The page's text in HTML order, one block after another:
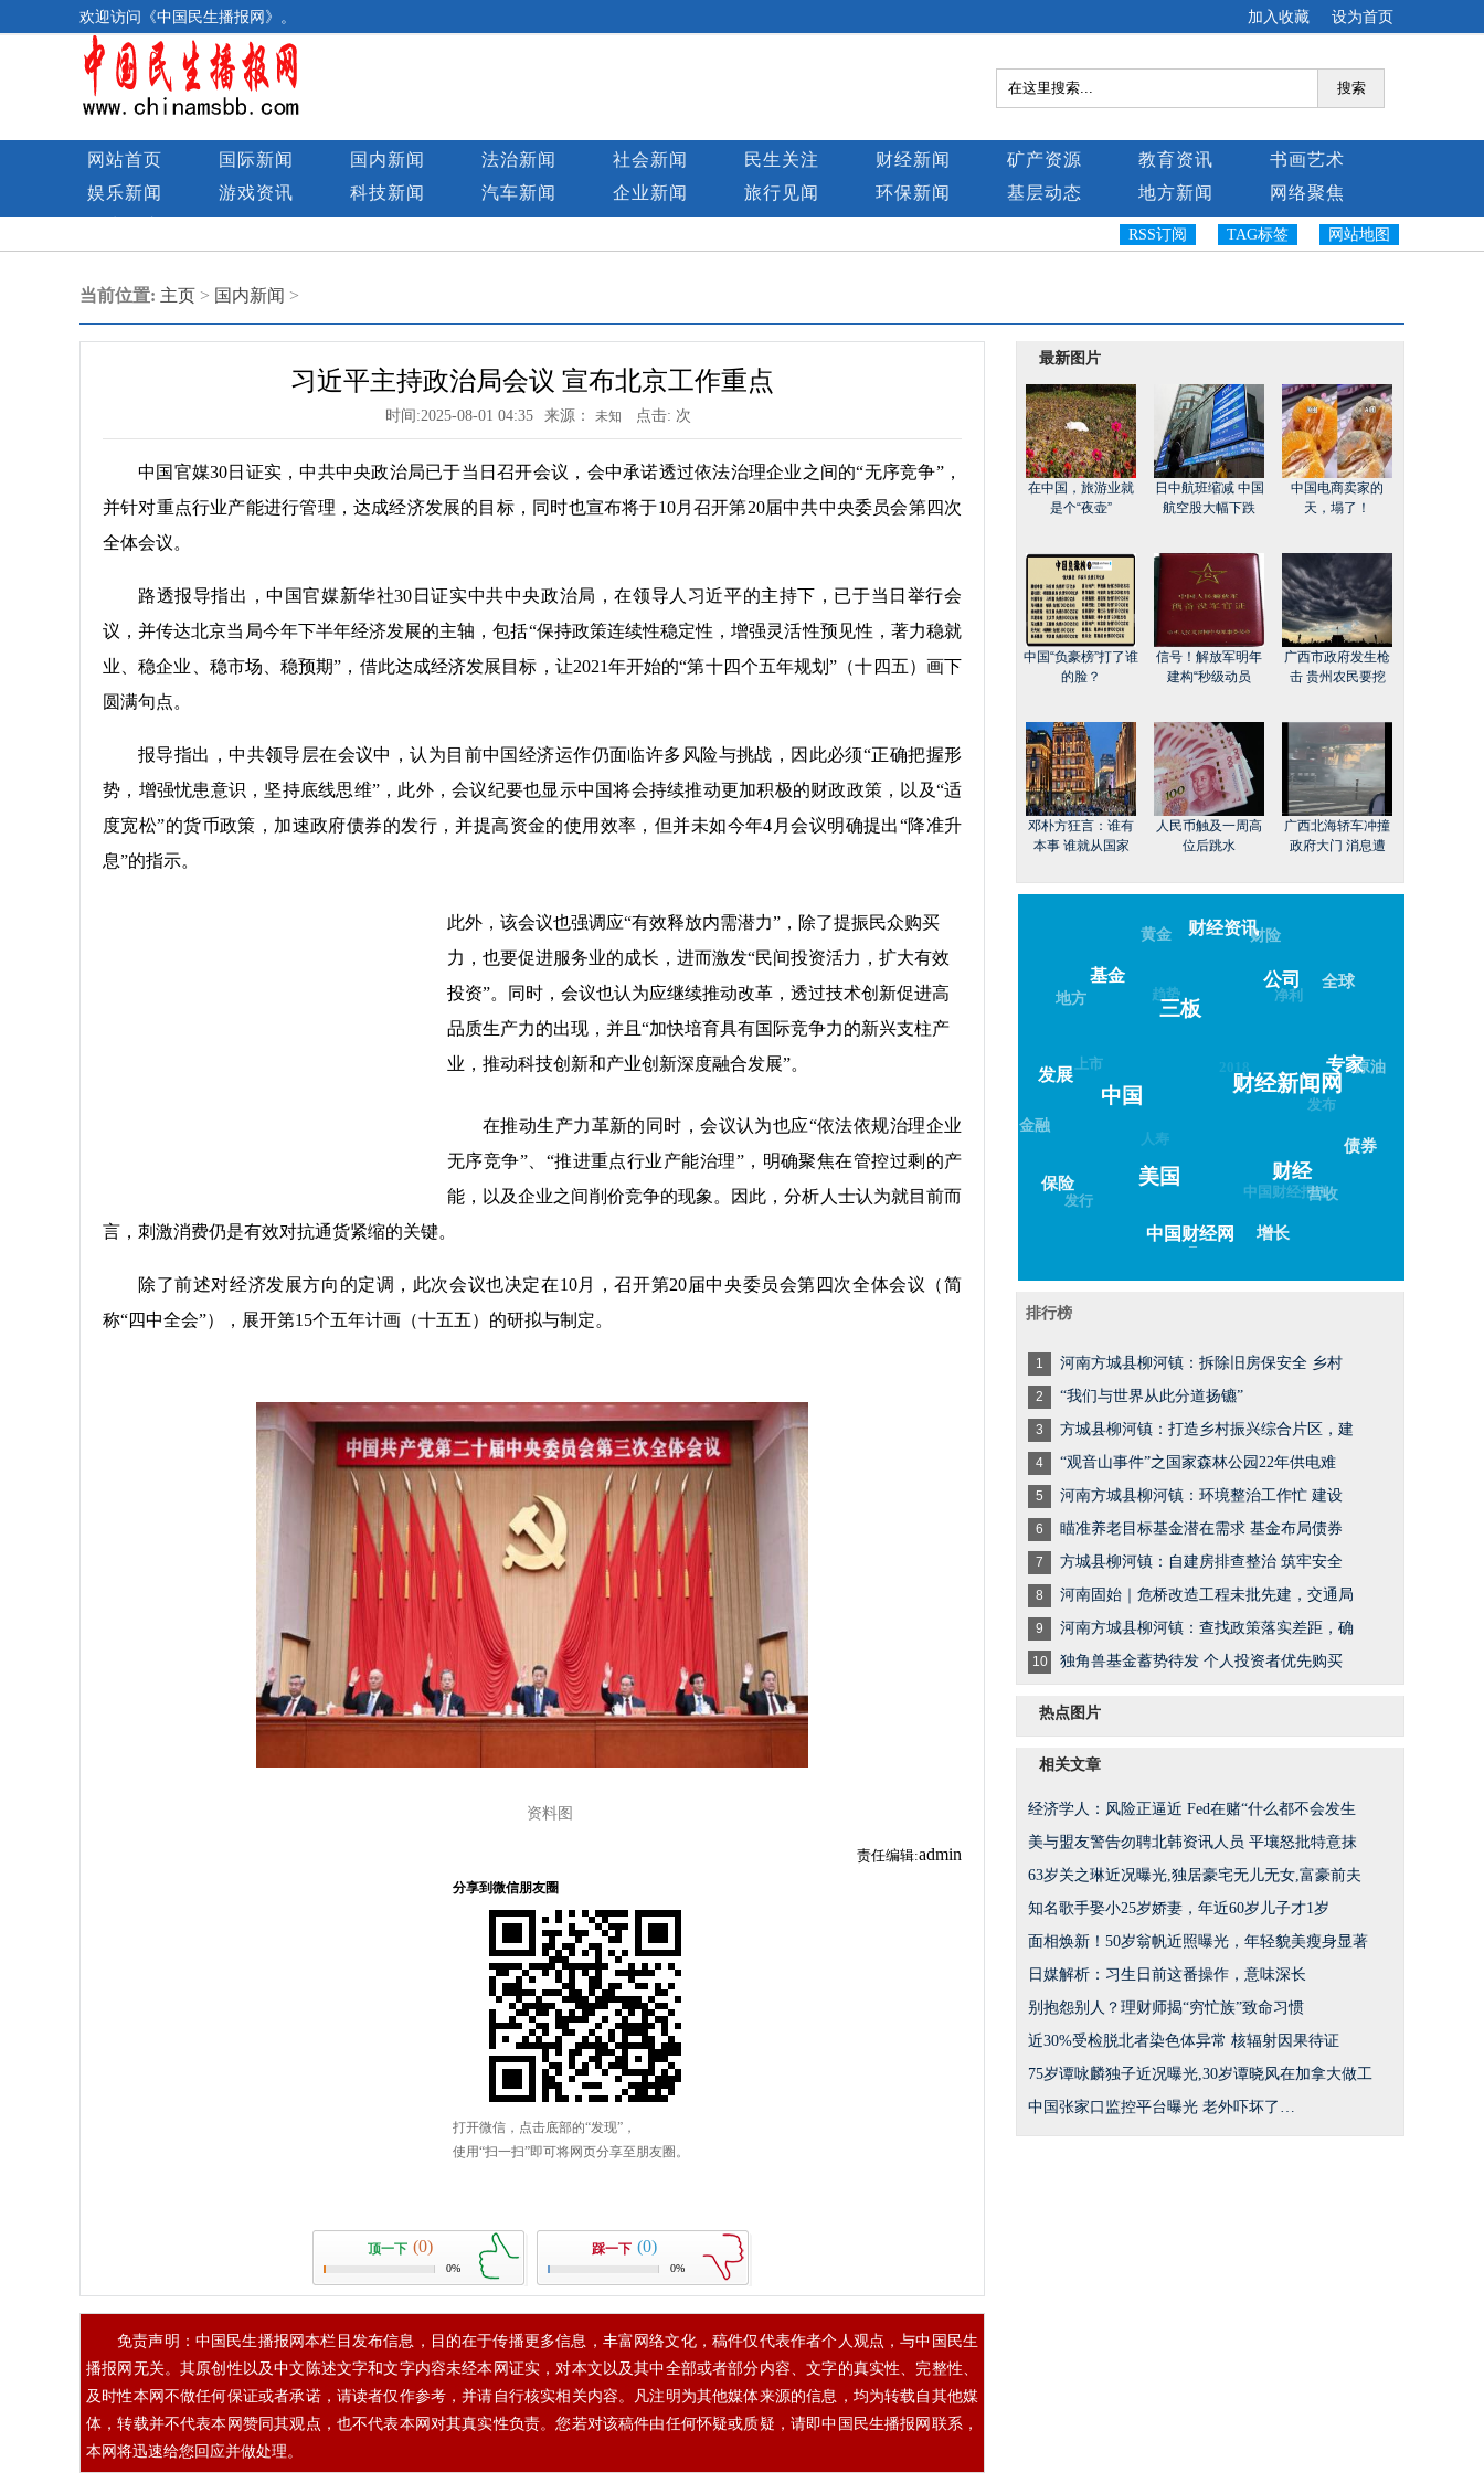
设为首页
加入收藏
欢迎访问《中国民生播报网》。
搜索
网站首页 国际新闻 国内新闻 法治新闻 社会新闻 民生关注 财经新闻 矿产资源 教育资讯
书画艺术
娱乐新闻
游戏资讯 科技新闻 汽车新闻 企业新闻 旅行见闻 环保新闻 基层动态 地方新闻
网络聚焦
网站地图
TAG标签
RSS订阅
当前位置: 主页 > 国内新闻 >
习近平主持政治局会议 宣布北京工作重点
时间:2025-08-01 04:35 来源： 未知 点击: 次
中国官媒30日证实，中共中央政治局已于当日召开会议，会中承诺透过依法治理企业之间的“无序竞争”，
并针对重点行业产能进行管理，达成经济发展的目标，同时也宣布将于10月召开第20届中共中央委员会第四次
全体会议。
路透报导指出，中国官媒新华社30日证实中共中央政治局，在领导人习近平的主持下，已于当日举行会
议，并传达北京当局今年下半年经济发展的主轴，包括“保持政策连续性稳定性，增强灵活性预见性，著力稳就
业、稳企业、稳市场、稳预期”，借此达成经济发展目标，让2021年开始的“第十四个五年规划”（十四五）画下
圆满句点。
报导指出，中共领导层在会议中，认为目前中国经济运作仍面临许多风险与挑战，因此必须“正确把握形
势，增强忧患意识，坚持底线思维”，此外，会议纪要也显示中国将会持续推动更加积极的财政政策，以及“适
度宽松”的货币政策，加速政府债券的发行，并提高资金的使用效率，但并未如今年4月会议明确提出“降准升
息”的指示。
此外，该会议也强调应“有效释放内需潜力”，除了提振民众购买
力，也要促进服务业的成长，进而激发“民间投资活力，扩大有效
投资”。同时，会议也认为应继续推动改革，透过技术创新促进高
品质生产力的出现，并且“加快培育具有国际竞争力的新兴支柱产
业，推动科技创新和产业创新深度融合发展”。
在推动生产力革新的同时，会议认为也应“依法依规治理企业
无序竞争”、“推进重点行业产能治理”，明确聚焦在管控过剩的产
能，以及企业之间削价竞争的现象。因此，分析人士认为就目前而
言，刺激消费仍是有效对抗通货紧缩的关键。
除了前述对经济发展方向的定调，此次会议也决定在10月，召开第20届中央委员会第四次全体会议（简
称“四中全会”），展开第15个五年计画（十五五）的研拟与制定。
资料图
责任编辑:admin
顶一下 (0)
0%
踩一下 (0)
0%
免责声明：中国民生播报网本栏目发布信息，目的在于传播更多信息，丰富网络文化，稿件仅代表作者个人观点，与中国民生
播报网无关。其原创性以及中文陈述文字和文字内容未经本网证实，对本文以及其中全部或者部分内容、文字的真实性、完整性、
及时性本网不做任何保证或者承诺，请读者仅作参考，并请自行核实相关内容。凡注明为其他媒体来源的信息，均为转载自其他媒
体，转载并不代表本网赞同其观点，也不代表本网对其真实性负责。您若对该稿件由任何怀疑或质疑，请即中国民生播报网联系，
本网将迅速给您回应并做处理。
最新图片
在中国，旅游业就
是个“夜壶”
日中航班缩减 中国
航空股大幅下跌
中国电商卖家的
天，塌了！
中国“负豪榜”打了谁
的脸？
信号！解放军明年
建构“秒级动员
广西市政府发生枪
击 贵州农民要挖
邓朴方狂言：谁有
本事 谁就从国家
人民币触及一周高
位后跳水
广西北海轿车冲撞
政府大门 消息遭
保险
中国财经网
美国
中国
发展
金融
发行
–
增长
财经
财经新闻网
三板
基金
地方
上市
人寿
中国财经报道
营收
债券
专家
公司
财经资讯
黄金
趋势
2018
发布
原油
全球
财险
净利
排行榜
1 河南方城县柳河镇：拆除旧房保安全 乡村
2 “我们与世界从此分道扬镳”
3 方城县柳河镇：打造乡村振兴综合片区，建
4 “观音山事件”之国家森林公园22年供电难
5 河南方城县柳河镇：环境整治工作忙 建设
6 瞄准养老目标基金潜在需求 基金布局债券
7 方城县柳河镇：自建房排查整治 筑牢安全
8 河南固始｜危桥改造工程未批先建，交通局
9 河南方城县柳河镇：查找政策落实差距，确
10 独角兽基金蓄势待发 个人投资者优先购买
热点图片
相关文章
经济学人：风险正逼近 Fed在赌“什么都不会发生
美与盟友警告勿聘北韩资讯人员 平壤怒批特意抹
63岁关之琳近况曝光,独居豪宅无儿无女,富豪前夫
知名歌手娶小25岁娇妻，年近60岁儿子才1岁
面相焕新！50岁翁帆近照曝光，年轻貌美瘦身显著
日媒解析：习生日前这番操作，意味深长
别抱怨别人？理财师揭“穷忙族”致命习惯
近30%受检脱北者染色体异常 核辐射因果待证
75岁谭咏麟独子近况曝光,30岁谭晓风在加拿大做工
中国张家口监控平台曝光 老外吓坏了…